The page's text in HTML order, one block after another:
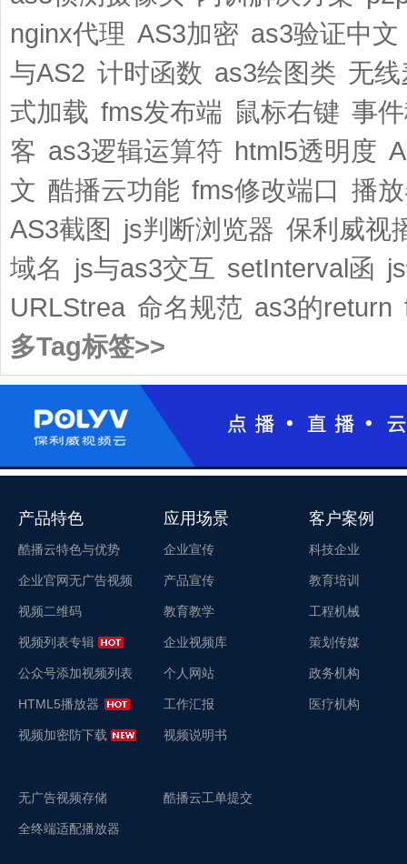
nginx代理 AS3加密 as3验证中文
与AS2 计时函数 as3绘图类 无
式加载 fms发布端 鼠标右键 事
客 as3逻辑运算符 html5透明度
文 酷播云功能 fms修改端口 播
AS3截图 js判断浏览器 保利威视
域名 js与as3交互 setInterval函
URLStrea 命名规范 as3的return
多Tag标签>>
产品特色
酷播云特色与优势
企业官网无广告视频
视频二维码
视频列表专辑
公众号添加视频列表
HTML5播放器
视频加密防下载
无广告视频存储
全终端适配播放器
应用场景
企业宣传
产品宣传
教育教学
企业视频库
个人网站
工作汇报
视频说明书
酷播云工单提交
客户案例
科技企业
教育培训
工程机械
策划传媒
政务机构
医疗机构